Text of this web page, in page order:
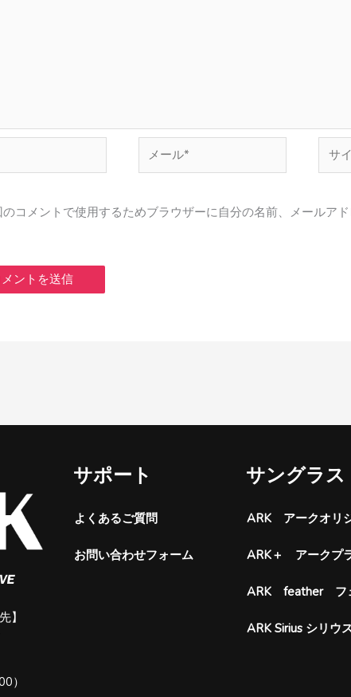
ー
*
イ
のコメントで使用するためブラウザーに自分の名前、メールア
】
）
サポート
よくあるご質問
お問い合わせフォーム
サングラス
ARK アークオリ
ARK＋ アークプ
ARK feather フ
ARK Sirius シリウ